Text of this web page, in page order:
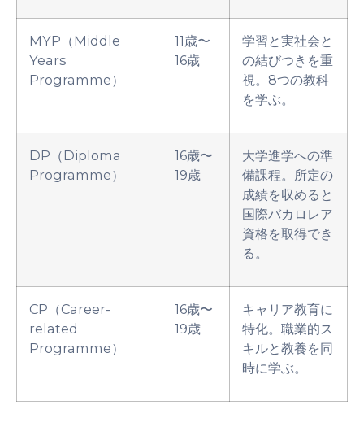
MYP（Middle
Years
Programme）
11歳〜
16歳
学習と実社会と
の結びつきを重
視。8つの教科
を学ぶ。
DP（Diploma
Programme）
16歳〜
19歳
大学進学への準
備課程。所定の
成績を収めると
国際バカロレア
資格を取得でき
る。
CP（Career-
related
Programme）
16歳〜
19歳
キャリア教育に
特化。職業的ス
キルと教養を同
時に学ぶ。